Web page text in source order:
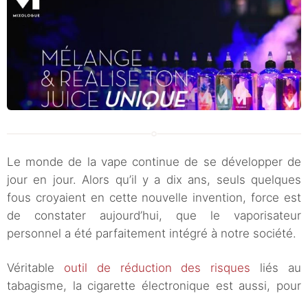
Le monde de la vape continue de se développer de
jour en jour. Alors qu’il y a dix ans, seuls quelques
fous croyaient en cette nouvelle invention, force est
de constater aujourd’hui, que le vaporisateur
personnel a été parfaitement intégré à notre société.
Véritable outil de réduction des risques liés au
tabagisme, la cigarette électronique est aussi, pour